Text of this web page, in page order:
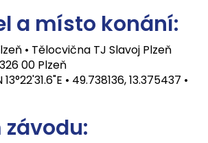
a místo konání:
• Tělocvična TJ Slavoj Plzeň
00 Plzeň
• 49.738136, 13.375437 •